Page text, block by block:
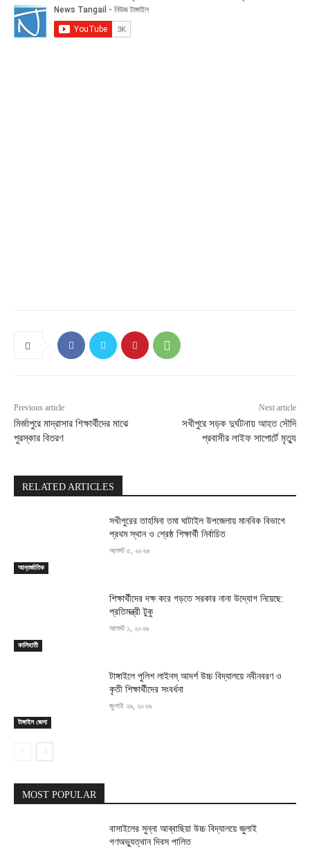
Previous article
মির্জাপুরে মাদ্রাসার শিক্ষার্থীদের মাঝে
পুরস্কার বিতরণ
Next article
সখীপুরে সড়ক দুর্ঘটনায় আহত সৌদি
প্রবাসীর লাইফ সাপোর্টে মৃত্যু
RELATED ARTICLES
আন্তর্জাতিক
সখীপুরের তাহমিনা তমা ঘাটাইল উপজেলায় মানবিক বিভাগে
প্রথম স্থান ও শ্রেষ্ঠ শিক্ষার্থী নির্বাচিত
আগস্ট ৫, ২০২৬
কালিহাতী
শিক্ষার্থীদের দক্ষ করে গড়তে সরকার নানা উদ্যোগ নিয়েছে:
প্রতিমন্ত্রী টুকু
আগস্ট ১, ২০২৬
টাঙ্গাইল জেলা
টাঙ্গাইলে পুলিশ লাইনস্ আদর্শ উচ্চ বিদ্যালয়ে নবীনবরণ ও
কৃতী শিক্ষার্থীদের সংবর্ধনা
জুলাই ২৯, ২০২৬
MOST POPULAR
বাসাইলের সুন্না আব্বাছিয়া উচ্চ বিদ্যালয়ে জুলাই
গণঅভ্যুত্থান দিবস পালিত